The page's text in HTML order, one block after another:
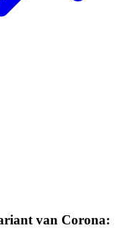
van Corona: